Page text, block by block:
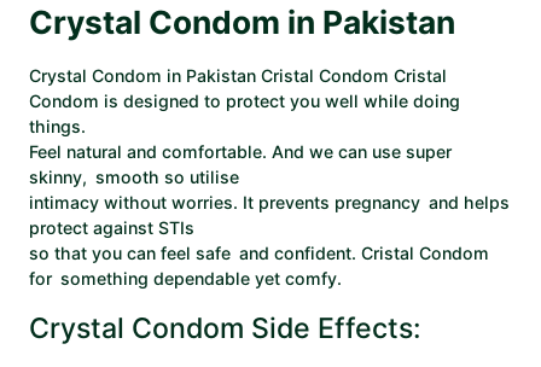
Crystal Condom in Pakistan
Crystal Condom in Pakistan Cristal Condom Cristal
Condom is designed to protect you well while doing
things.
Feel natural and comfortable. And we can use super
skinny, smooth so utilise
intimacy without worries. It prevents pregnancy and helps
protect against STIs
so that you can feel safe and confident. Cristal Condom
for something dependable yet comfy.
Crystal Condom Side Effects: